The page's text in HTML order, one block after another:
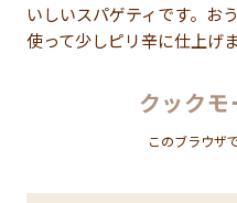
いしいスパゲティです。お
使って少しピリ辛に仕上げま
クック
このブラウザ